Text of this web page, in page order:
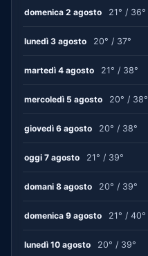
domenica 2 agosto 21° / 36°
lunedì 3 agosto 20° / 37°
martedì 4 agosto 21° / 38°
mercoledì 5 agosto 20° / 38°
giovedì 6 agosto 20° / 38°
oggi 7 agosto 21° / 39°
domani 8 agosto 20° / 39°
domenica 9 agosto 21° / 40°
lunedì 10 agosto 20° / 39°